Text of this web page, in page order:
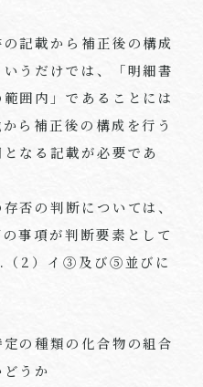
記載から補正後の構成
うだけでは、「明細書
囲内」であることには
ら補正後の構成を行う
なる記載が必要であ
否の判断については、
事項が判断要素として
（ 2 ）イ③及び⑤並びに
の種類の化合物の組合
うか